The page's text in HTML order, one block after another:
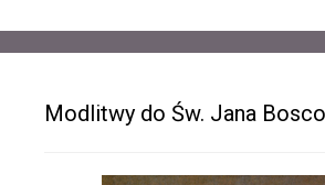
Modlitwy do Św. Jana Bosco